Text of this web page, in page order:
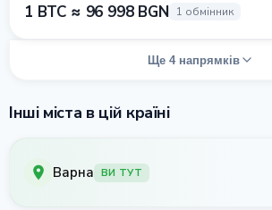
1 BTC ≈ 96 998 BGN 1 обмінник
Ще 4 напрямків
Інші міста в цій країні
Варна ВИ ТУТ